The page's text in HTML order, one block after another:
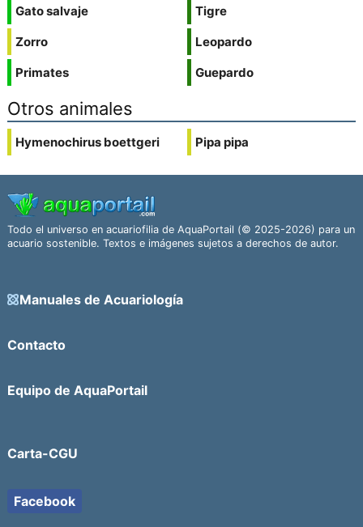
Gato salvaje
Zorro
Primates
Tigre
Leopardo
Guepardo
Otros animales
Hymenochirus boettgeri Pipa pipa
Todo el universo en acuariofilia de AquaPortail (© 2025-2026) para un
acuario sostenible. Textos e imágenes sujetos a derechos de autor.
Manuales de Acuariología
Contacto
Equipo de AquaPortail
Carta-CGU
Facebook